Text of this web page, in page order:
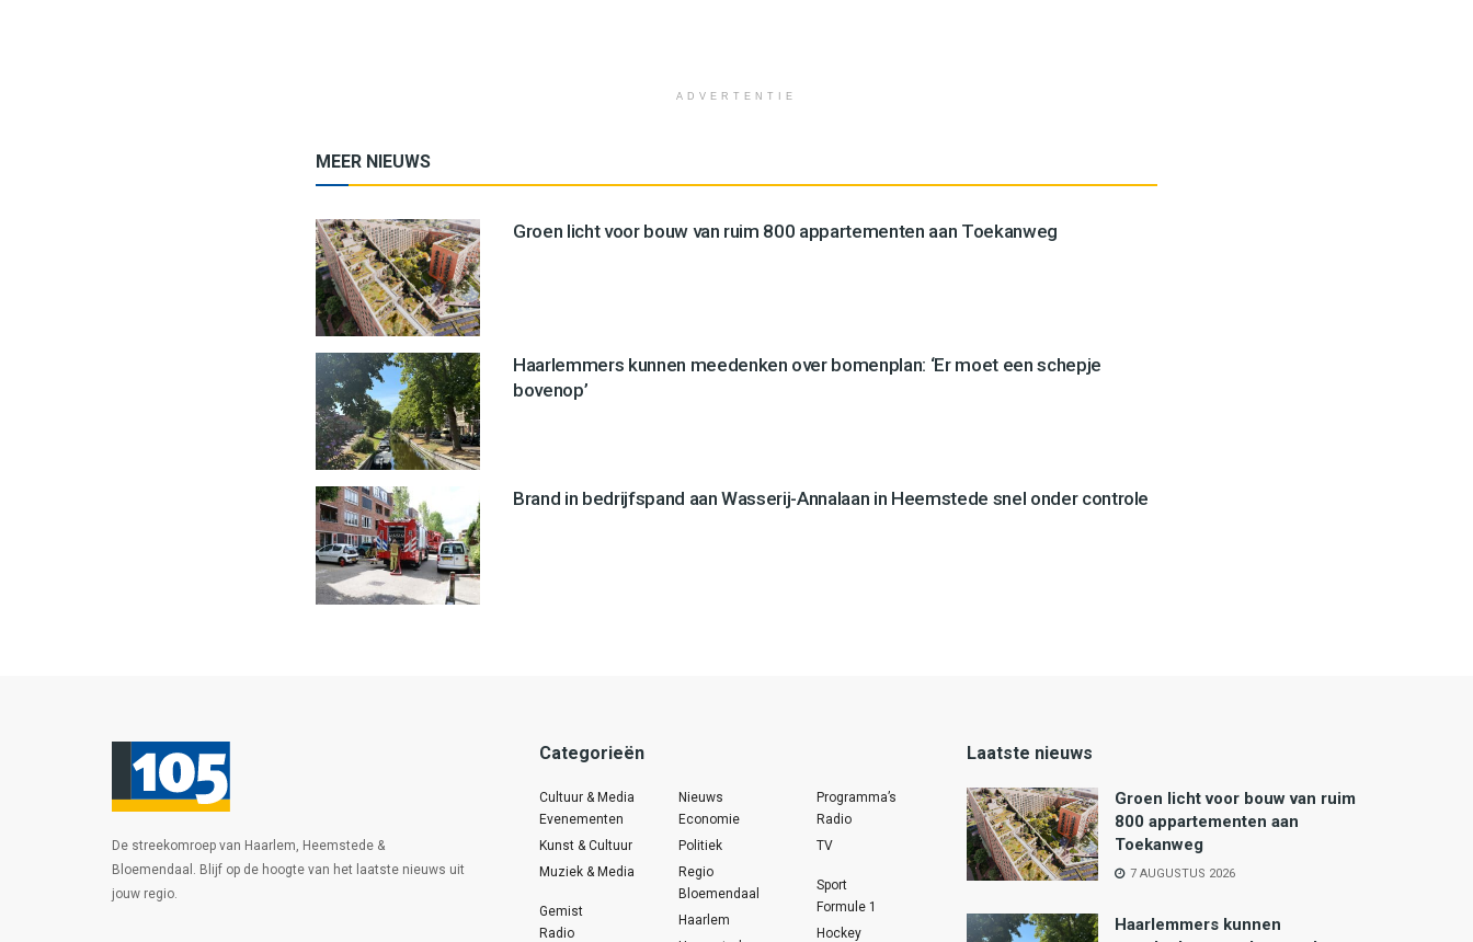
ADVERTENTIE
MEER NIEUWS
Groen licht voor bouw van ruim 800 appartementen aan Toekanweg
Haarlemmers kunnen meedenken over bomenplan: ‘Er moet een schepje
bovenop’
Brand in bedrijfspand aan Wasserij-Annalaan in Heemstede snel onder controle
De streekomroep van Haarlem, Heemstede &
Bloemendaal. Blijf op de hoogte van het laatste nieuws uit
jouw regio.
Categorieën
Cultuur & Media
Evenementen
Kunst & Cultuur
Muziek & Media
Gemist
Radio
Nieuws
Economie
Politiek
Regio
Bloemendaal
Haarlem
Programma’s
Radio
TV
Sport
Formule 1
Hockey
Laatste nieuws
Groen licht voor bouw van ruim
800 appartementen aan
Toekanweg
7 AUGUSTUS 2026
Haarlemmers kunnen